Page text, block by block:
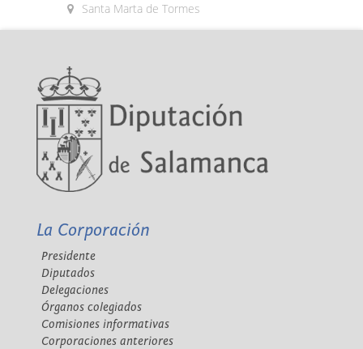
Santa Marta de Tormes
La Corporación
Presidente
Diputados
Delegaciones
Órganos colegiados
Comisiones informativas
Corporaciones anteriores